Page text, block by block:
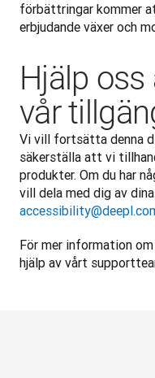
förbättringar kommer
erbjudande växer och
Hjälp
vår
Vi vill fortsätta denna
säkerställa att vi
produkter. Om du har
För mer information
hjälp av vårt